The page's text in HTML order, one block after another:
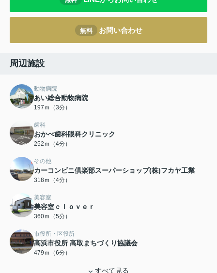
無料 お問い合わせ
周辺施設
動物病院
あい総合動物病院
197ｍ（3分）
歯科
おかべ歯科眼科クリニック
252ｍ（4分）
その他
カーコンビニ倶楽部スーパーショップ(株)フカヤ工業
318ｍ（4分）
美容室
美容室ｃｌｏｖｅｒ
360ｍ（5分）
市役所・区役所
高浜市役所 高取まちづくり協議会
479ｍ（6分）
すべて見る